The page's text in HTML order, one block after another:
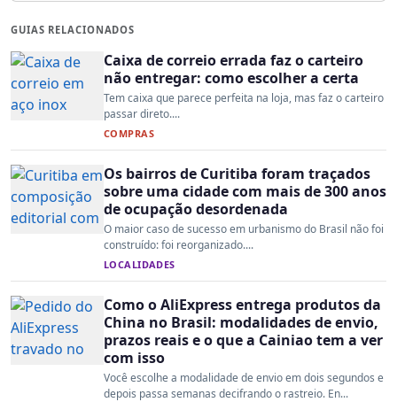
GUIAS RELACIONADOS
Caixa de correio errada faz o carteiro
não entregar: como escolher a certa
Tem caixa que parece perfeita na loja, mas faz o carteiro
passar direto....
COMPRAS
Os bairros de Curitiba foram traçados
sobre uma cidade com mais de 300 anos
de ocupação desordenada
O maior caso de sucesso em urbanismo do Brasil não foi
construído: foi reorganizado....
LOCALIDADES
Como o AliExpress entrega produtos da
China no Brasil: modalidades de envio,
prazos reais e o que a Cainiao tem a ver
com isso
Você escolhe a modalidade de envio em dois segundos e
depois passa semanas decifrando o rastreio. En...